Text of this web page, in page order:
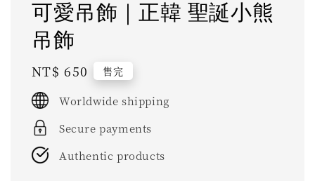
可愛吊飾｜正韓 聖誕小熊
吊飾
Regular
price
NT$ 650 售完
Worldwide shipping
Secure payments
Authentic products